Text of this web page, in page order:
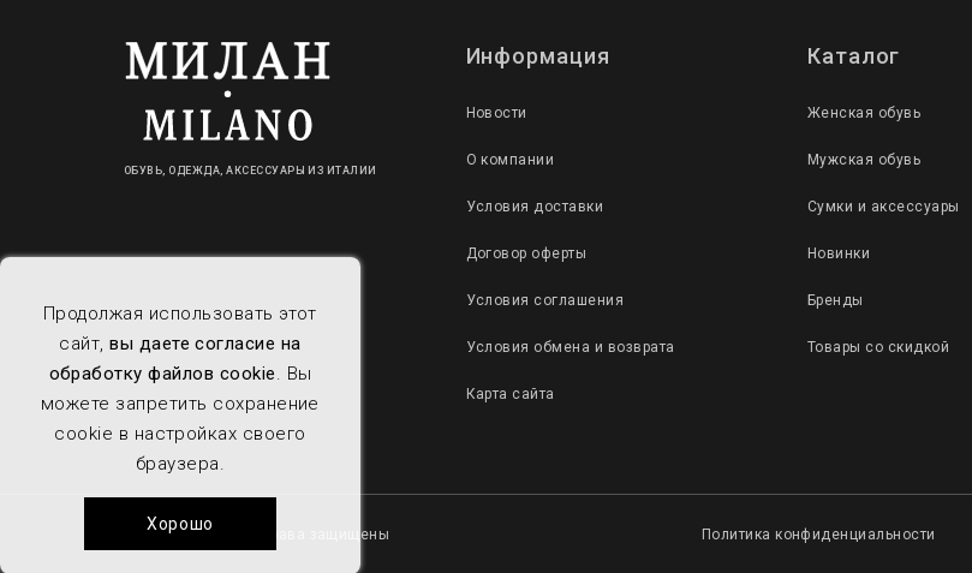
ОБУВЬ, ОДЕЖДА, АКСЕССУАРЫ ИЗ ИТАЛИИ
Информация
Новости
О компании
Условия доставки
Договор оферты
Условия соглашения
Условия обмена и возврата
Карта сайта
Каталог
Женская обувь
Мужская обувь
Сумки и аксессуары
Новинки
Бренды
Товары со скидкой
2007 - 2025 © Все права защищены Политика конфиденциальности
Продолжая использовать этот
сайт,вы даете согласие на
обработку файлов cookie. Вы
можете запретить сохранение
cookie в настройках своего
браузера.
Хорошо